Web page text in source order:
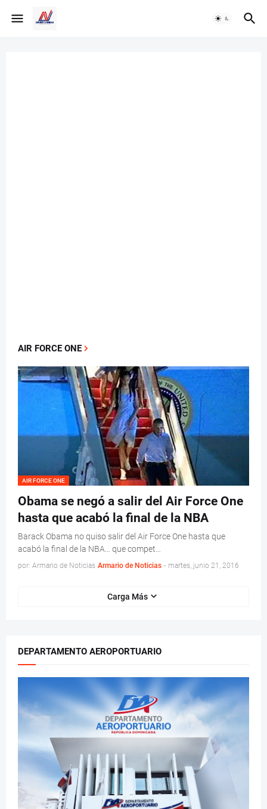
AIR FORCE ONE
AIR FORCE ONE
Obama se negó a salir del Air Force One
hasta que acabó la final de la NBA
Barack Obama no quiso salir del Air Force One hasta que
acabó la final de la NBA… que compet…
por: Armario de Noticias Armario de Noticias - martes, junio 21, 2016
Carga Más
DEPARTAMENTO AEROPORTUARIO